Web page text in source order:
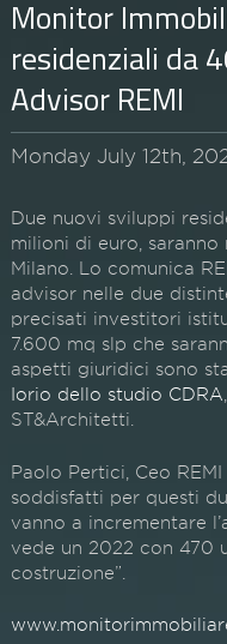
Monitor
residenziali da
Advisor REMI
Monday July 12th,
Due nuovi sviluppi
milioni di euro,
Milano. Lo comunica
advisor nelle due
precisati investitori
7.600 mq slp che
aspetti giuridici sono
Iorio dello studio CDRA
ST&Architetti.
Paolo Pertici, Ceo
soddisfatti per questi
vanno a incrementare
vede un 2022 con 470
costruzione”.